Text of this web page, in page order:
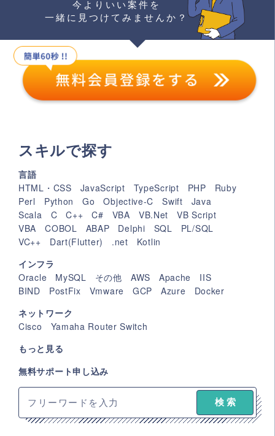
今よりいい案件を
一緒に見つけてみませんか？
スキルで探す
言語
HTML・CSS
JavaScript TypeScript PHP
Ruby
Perl
Python Go Objective-C Swift
Java
Scala
C C++ C# VBA VB.Net
VB Script
VBA
COBOL ABAP Delphi SQL
PL/SQL
VC++
Dart(Flutter) .net
Kotlin
インフラ
Oracle
MySQL その他 AWS Apache
IIS
BIND
PostFix Vmware GCP Azure
Docker
ネットワーク
Cisco
Yamaha Router Switch
もっと見る
無料サポート申し込み